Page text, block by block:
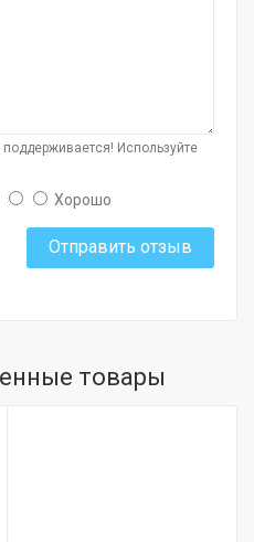
поддерживается! Используйте
Хорошо
Отправить отзыв
товары